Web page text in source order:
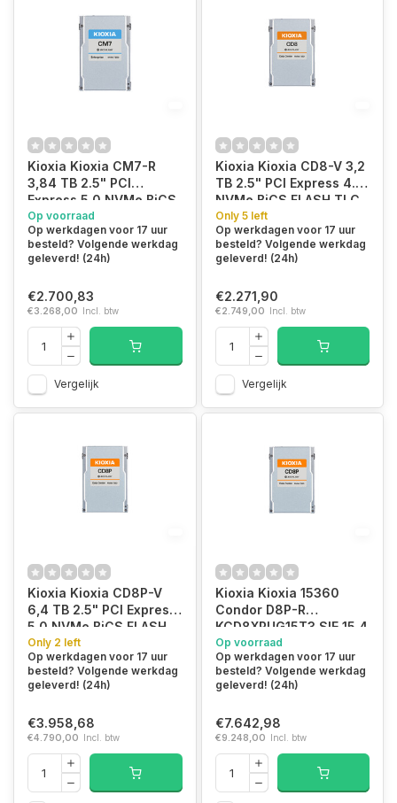
Kioxia Kioxia CM7-R
3,84 TB 2.5" PCI
Express 5.0 NVMe BiCS
FLASH TLC
Op voorraad
Op werkdagen voor 17 uur
besteld? Volgende werkdag
geleverd! (24h)
€2.700,83
€3.268,00 Incl. btw
Vergelijk
Kioxia Kioxia CD8-V 3,2
TB 2.5" PCI Express 4.0
NVMe BiCS FLASH TLC
Only 5 left
Op werkdagen voor 17 uur
besteld? Volgende werkdag
geleverd! (24h)
€2.271,90
€2.749,00 Incl. btw
Vergelijk
Kioxia Kioxia CD8P-V
6,4 TB 2.5" PCI Express
5.0 NVMe BiCS FLASH
TLC
Only 2 left
Op werkdagen voor 17 uur
besteld? Volgende werkdag
geleverd! (24h)
€3.958,68
€4.790,00 Incl. btw
Kioxia Kioxia 15360
Condor D8P-R
KCD8XPUG15T3 SIE 15,4
TB 2.5" PCI Express 5.0
NVMe BiCS FLASH TLC
Op voorraad
Op werkdagen voor 17 uur
besteld? Volgende werkdag
geleverd! (24h)
€7.642,98
€9.248,00 Incl. btw